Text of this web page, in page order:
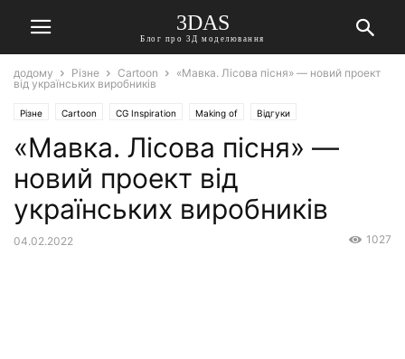
3DAS
Блог про 3Д моделювання
додому Різне Cartoon
«Мавка. Лісова пісня» — новий проект
від українських виробників
Різне Cartoon CG Inspiration Making of Відгуки
«Мавка. Лісова пісня» —
новий проект від
українських виробників
04.02.2022 1027